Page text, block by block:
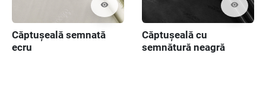
visibility
Căptușeală semnată
ecru
visibility
Căptușeală cu
semnătură neagră